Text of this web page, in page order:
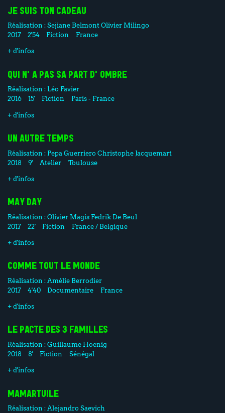
JE SUIS TON CADEAU
Réalisation :Sejiane Belmont Olivier Milingo
2017
2'54 Fiction France
+ d'infos
QUI N'A PAS SA PART D'OMBRE
Réalisation : Léo Favier
2016
15' Fiction Paris - France
+ d'infos
UN AUTRE TEMPS
Réalisation : Pepa Guerriero Christophe Jacquemart
2018
9' Atelier Toulouse
+ d'infos
MAY DAY
Réalisation :Olivier Magis Fedrik De Beul
2017
22' Fiction France / Belgique
+ d'infos
COMME TOUT LE MONDE
Réalisation : Amélie Berrodier
2017
4'40 Documentaire France
+ d'infos
LE PACTE DES 3 FAMILLES
Réalisation :Guillaume Hoenig
2018
8' Fiction Sénégal
+ d'infos
MAMARTUILE
Réalisation :Alejandro Saevich